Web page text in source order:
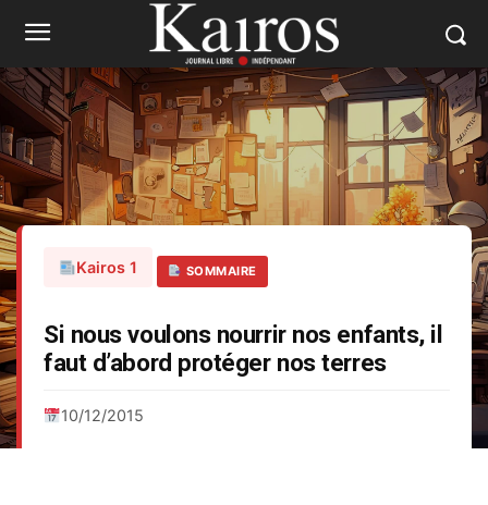
Kairos 1 SOMMAIRE
Si nous voulons nourrir nos enfants, il
faut d’abord protéger nos terres
10/12/2015